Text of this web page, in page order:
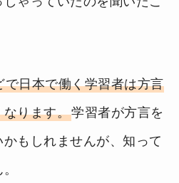
で日本で働く学習者は方言
なります。学習者が方言を
もしれませんが、知って